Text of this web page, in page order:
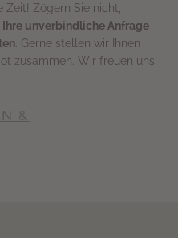
Zeit! Zögern Sie nicht,
Ihre unverbindliche Anfrage
. Gerne stellen wir Ihnen
zusammen. Wir freuen uns